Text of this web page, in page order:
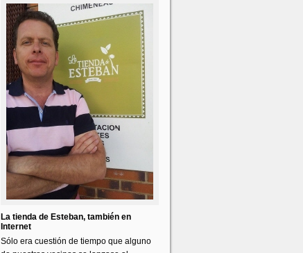
La tienda de Esteban, también en
Internet
Sólo era cuestión de tiempo que alguno